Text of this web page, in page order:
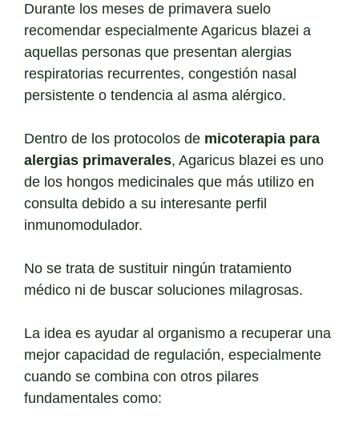
Durante los meses de primavera suelo
recomendar especialmente Agaricus blazei a
aquellas personas que presentan alergias
respiratorias recurrentes, congestión nasal
persistente o tendencia al asma alérgico.
Dentro de los protocolos de micoterapia para
alergias primaverales, Agaricus blazei es uno
de los hongos medicinales que más utilizo en
consulta debido a su interesante perfil
inmunomodulador.
No se trata de sustituir ningún tratamiento
médico ni de buscar soluciones milagrosas.
La idea es ayudar al organismo a recuperar una
mejor capacidad de regulación, especialmente
cuando se combina con otros pilares
fundamentales como: